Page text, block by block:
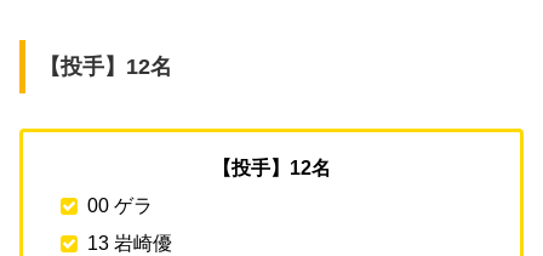
【投手】12名
【投手】12名
00 ゲラ
13 岩崎優